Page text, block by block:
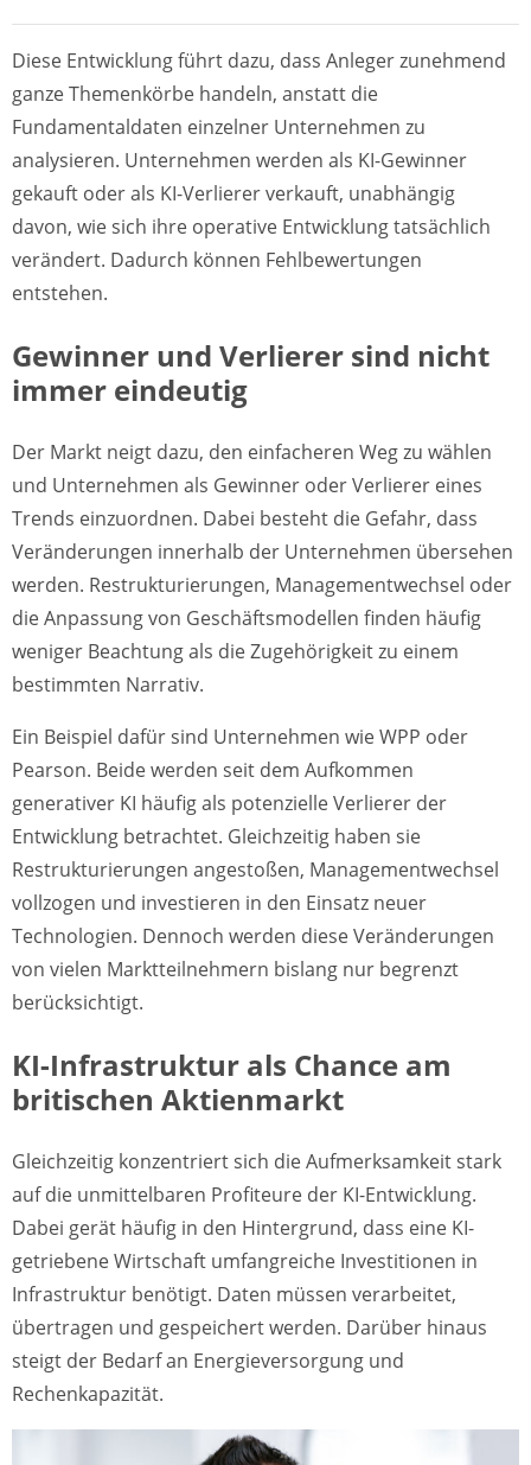
Diese Entwicklung führt dazu, dass Anleger zunehmend
ganze Themenkörbe handeln, anstatt die
Fundamentaldaten einzelner Unternehmen zu
analysieren. Unternehmen werden als KI-Gewinner
gekauft oder als KI-Verlierer verkauft, unabhängig
davon, wie sich ihre operative Entwicklung tatsächlich
verändert. Dadurch können Fehlbewertungen
entstehen.
Gewinner und Verlierer sind nicht
immer eindeutig
Der Markt neigt dazu, den einfacheren Weg zu wählen
und Unternehmen als Gewinner oder Verlierer eines
Trends einzuordnen. Dabei besteht die Gefahr, dass
Veränderungen innerhalb der Unternehmen übersehen
werden. Restrukturierungen, Managementwechsel oder
die Anpassung von Geschäftsmodellen finden häufig
weniger Beachtung als die Zugehörigkeit zu einem
bestimmten Narrativ.
Ein Beispiel dafür sind Unternehmen wie WPP oder
Pearson. Beide werden seit dem Aufkommen
generativer KI häufig als potenzielle Verlierer der
Entwicklung betrachtet. Gleichzeitig haben sie
Restrukturierungen angestoßen, Managementwechsel
vollzogen und investieren in den Einsatz neuer
Technologien. Dennoch werden diese Veränderungen
von vielen Marktteilnehmern bislang nur begrenzt
berücksichtigt.
KI-Infrastruktur als Chance am
britischen Aktienmarkt
Gleichzeitig konzentriert sich die Aufmerksamkeit stark
auf die unmittelbaren Profiteure der KI-Entwicklung.
Dabei gerät häufig in den Hintergrund, dass eine KI-
getriebene Wirtschaft umfangreiche Investitionen in
Infrastruktur benötigt. Daten müssen verarbeitet,
übertragen und gespeichert werden. Darüber hinaus
steigt der Bedarf an Energieversorgung und
Rechenkapazität.